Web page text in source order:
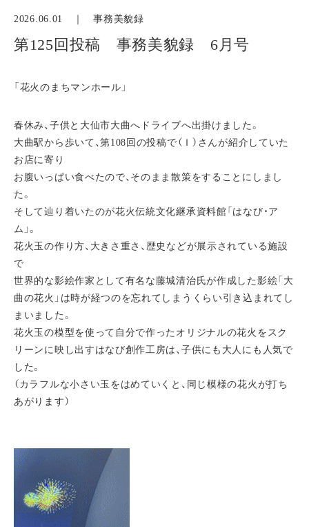
2026.06.01 ｜事務美貌録
第125回投稿 事務美貌録 6月号
「花火のまちマンホール」
春休み、子供と大仙市大曲へドライブへ出掛けました。
大曲駅から歩いて、第108回の投稿で（Ｉ）さんが紹介していた
お店に寄り
お腹いっぱい食べたので、そのまま散策をすることにしまし
た。
そして辿り着いたのが花火伝統文化継承資料館「はなび・ア
ム」。
花火玉の作り方、大きさ重さ、歴史などが展示されている施設
で
世界的な影絵作家として有名な藤城清治氏が作成した影絵「大
曲の花火」は時が経つのを忘れてしまうくらい引き込まれてし
まいました。
花火玉の模型を使って自分で作ったオリジナルの花火をスク
リーンに映し出すはなび創作工房は、子供にも大人にも人気で
した。
（カラフルな小さい玉をはめていくと、同じ模様の花火が打ち
あがります）